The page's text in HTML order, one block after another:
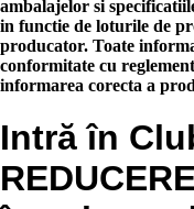
ambalajelor si
in functie de loturile de
producator. Toate
conformitate cu
informarea corecta a
Intră în